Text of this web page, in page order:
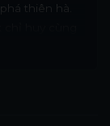
thiên hà.
tinh Vulcan.
Singh